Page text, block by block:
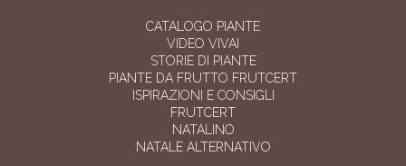
CATALOGO PIANTE
VIDEO VIVAI
STORIE DI PIANTE
PIANTE DA FRUTTO FRUTCERT
ISPIRAZIONI E CONSIGLI
FRUTCERT
NATALINO
NATALE ALTERNATIVO